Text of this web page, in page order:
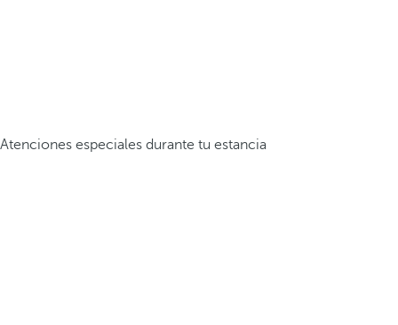
Atenciones especiales durante tu estancia